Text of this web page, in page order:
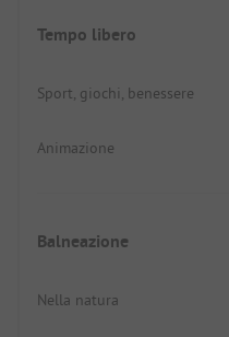
Tempo libero
Sport, giochi, benessere
Animazione
Balneazione
Nella natura